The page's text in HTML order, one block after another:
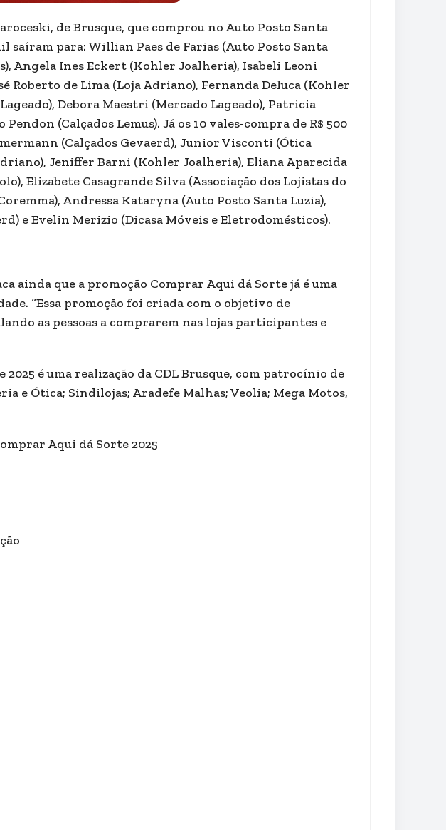
de Brusque, que comprou no Auto Posto Santa
saíram para: Willian Paes de Farias (Auto Posto Santa
Angela Ines Eckert (Kohler Joalheria), Isabeli Leoni
Roberto de Lima (Loja Adriano), Fernanda Deluca (Kohler
Debora Maestri (Mercado Lageado), Patricia
(Calçados Lemus). Já os 10 vales-compra de R$ 500
(Calçados Gevaerd), Junior Visconti (Ótica
Jeniffer Barni (Kohler Joalheria), Eliana Aparecida
Elizabete Casagrande Silva (Associação dos Lojistas do
Andressa Kataryna (Auto Posto Santa Luzia),
e Evelin Merizio (Dicasa Móveis e Eletrodomésticos).
ainda que a promoção Comprar Aqui dá Sorte já é uma
“Essa promoção foi criada com o objetivo de
as pessoas a comprarem nas lojas participantes e
é uma realização da CDL Brusque, com patrocínio de
e Ótica; Sindilojas; Aradefe Malhas; Veolia; Mega Motos,
Aqui dá Sorte 2025